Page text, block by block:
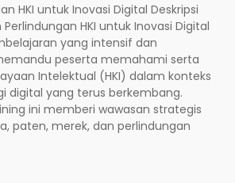
HKI untuk Inovasi Digital Deskripsi
HKI untuk Inovasi Digital
yang intensif dan
peserta memahami serta
Intelektual (HKI) dalam konteks
digital yang terus berkembang.
ini memberi wawasan strategis
paten, merek, dan perlindungan